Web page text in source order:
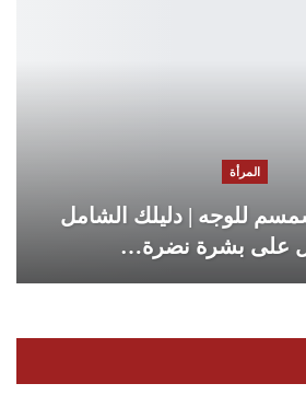
المرأة
للوجه | دليلك الشامل
على بشرة نضرة…